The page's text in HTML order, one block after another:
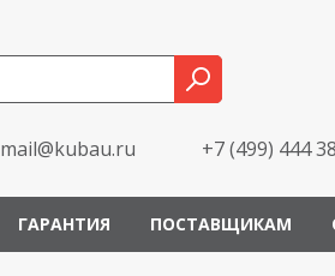
mail@kubau.ru +7 (499) 444
ГАРАНТИЯ ПОСТАВЩИКАМ